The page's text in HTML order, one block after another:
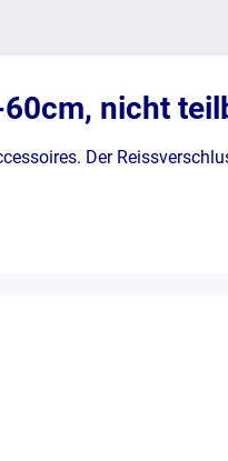
nicht
Der